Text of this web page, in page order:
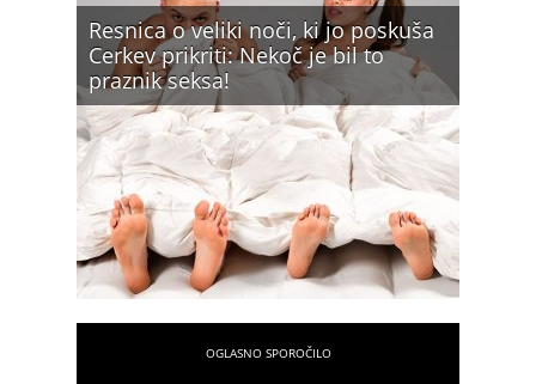
Resnica o veliki noči, ki jo poskuša
Cerkev prikriti: Nekoč je bil to
praznik seksa!